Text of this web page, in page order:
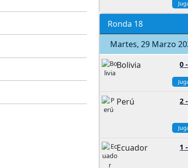
Ronda 18
Martes, 29 Marzo
Bolivia
0
Perú 2
Ecuador 1 -